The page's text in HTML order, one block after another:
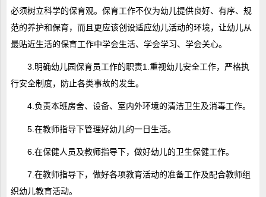
必须树立科学的保育观。保育工作不仅为幼儿提供良好、有序、规
范的养护和保育，而且更应该创设适应幼儿活动的环境，让幼儿从
最贴近生活的保育工作中学会生活、学会学习、学会关心。
3.明确幼儿园保育员工作的职责1.重视幼儿安全工作，严格执
行安全制度，防止各类事故的发生。
4.负责本班房舍、设备、室内外环境的清洁卫生及消毒工作。
5.在教师指导下管理好幼儿的一日生活。
6.在保健人员及教师指导下，做好幼儿的卫生保健工作。
7.在教师指导下，做好各项教育活动的准备工作及配合教师组
织幼儿教育活动。